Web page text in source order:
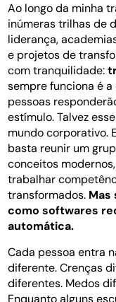
Ao longo da minha
inúmeras trilhas de
liderança,
e projetos de
com tranquilidade:
sempre funciona é
pessoas
estímulo. Talvez
mundo corporativo.
basta reunir um
conceitos
trabalhar
transformados. Mas
como softwares
automática.
Cada pessoa entra
diferente. Crenças
diferentes. Medos
Enquanto alguns